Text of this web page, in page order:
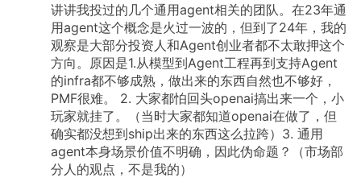
讲讲我投过的几个通用agent相关的团队。在23年通
用agent这个概念是火过一波的，但到了24年，我的
观察是大部分投资人和Agent创业者都不太敢押这个
方向。原因是1.从模型到Agent工程再到支持Agent
的infra都不够成熟，做出来的东西自然也不够好，
PMF很难。
2. 大家都怕回头openai搞出来一个，小
玩家就挂了。（当时大家都知道openai在做了，但
确实都没想到ship出来的东西这么拉跨）3. 通用
agent本身场景价值不明确，因此伪命题？（市场部
分人的观点，不是我的）